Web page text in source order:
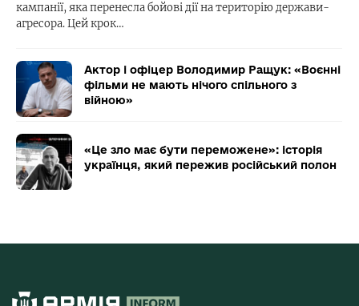
кампанії, яка перенесла бойові дії на територію держави-
агресора. Цей крок…
Актор і офіцер Володимир Ращук: «Воєнні
фільми не мають нічого спільного з
війною»
«Це зло має бути переможене»: історія
українця, який пережив російський полон